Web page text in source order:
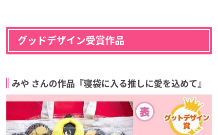
グッドデザイン受賞作品
みや さんの作品『寝袋に入る推しに愛を込めて』